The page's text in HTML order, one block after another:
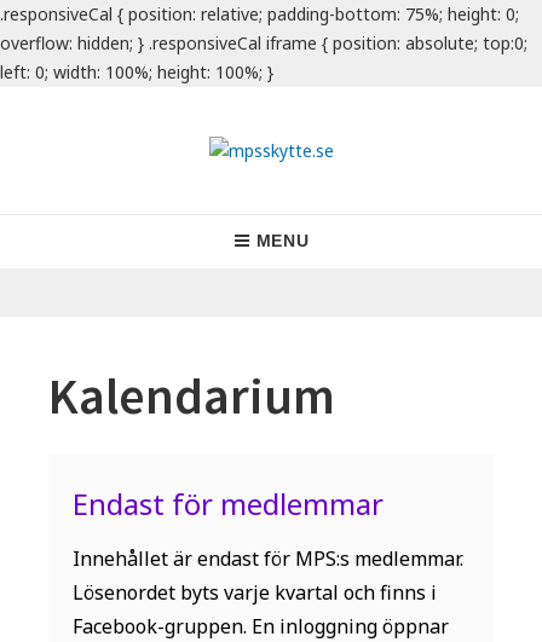
.responsiveCal { position: relative; padding-bottom: 75%; height: 0;
overflow: hidden; } .responsiveCal iframe { position: absolute; top:0;
left: 0; width: 100%; height: 100%; }
MENU
Kalendarium
Endast för medlemmar
Innehållet är endast för MPS:s medlemmar.
Lösenordet byts varje kvartal och finns i
Facebook-gruppen. En inloggning öppnar